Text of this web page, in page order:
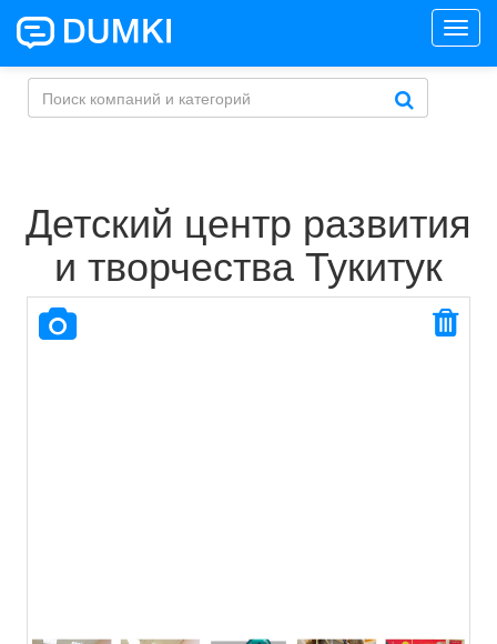
Детский центр развития
и творчества Тукитук